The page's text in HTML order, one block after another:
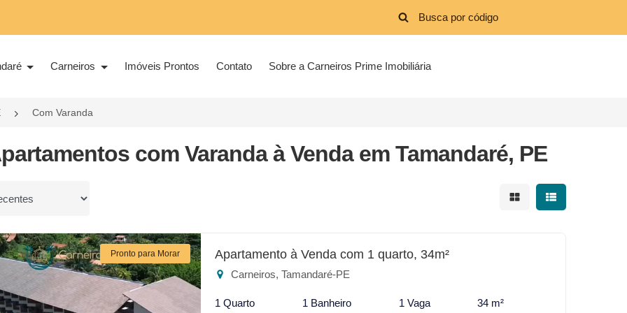
Carneiros Imóveis Prontos Contato Sobre a Carneiros Prime Imobiliária
Com Varanda
com Varanda à Venda em Tamandaré, PE
Mostrar resultados em
Mostrar
Pronto para Morar Apartamento à Venda com 1 quarto, 34m²
Carneiros, Tamandaré-PE
1 Quarto 1 Banheiro 1 Vaga 34 m²